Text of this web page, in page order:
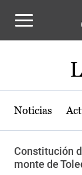
Noticias
Constitución
monte de